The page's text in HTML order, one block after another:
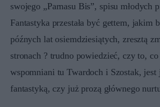
swojego „Parnasu Bis”, spisu młodych
Fantastyka przestała być gettem, jakim
późnych lat osiemdziesiątych, zresztą
stronach ? trudno powiedzieć, czy to,
wspomniani tu Twardoch i Szostak, jest
fantastyką, czy już prozą głównego